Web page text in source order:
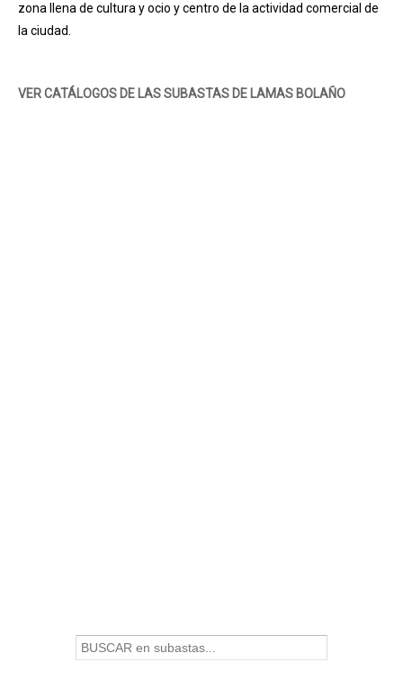
zona llena de cultura y ocio y centro de la actividad comercial de
la ciudad.
VER CATÁLOGOS DE LAS SUBASTAS DE LAMAS BOLAÑO